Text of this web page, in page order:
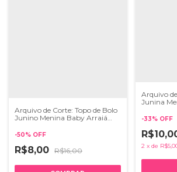
Arquivo de Corte: Topo de Bolo
Junino Menina Baby Arraiá
-50% OFF
R$8,00 R$16,00
Arquivo
Junina
-33% OFF
2 x de